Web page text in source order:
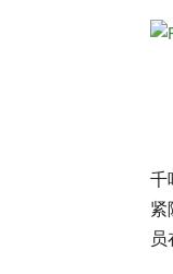
千
紧